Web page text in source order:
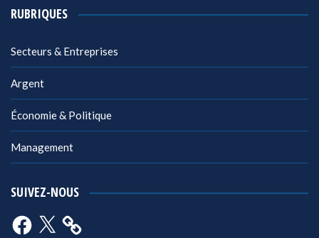
RUBRIQUES
Secteurs & Entreprises
Argent
Économie & Politique
Management
SUIVEZ-NOUS
Facebook
X